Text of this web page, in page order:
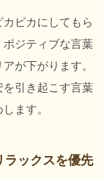
カピカにしてもら
ポジティブな言葉
が下がります。
引き起こす言葉
ます。
ックスを優先